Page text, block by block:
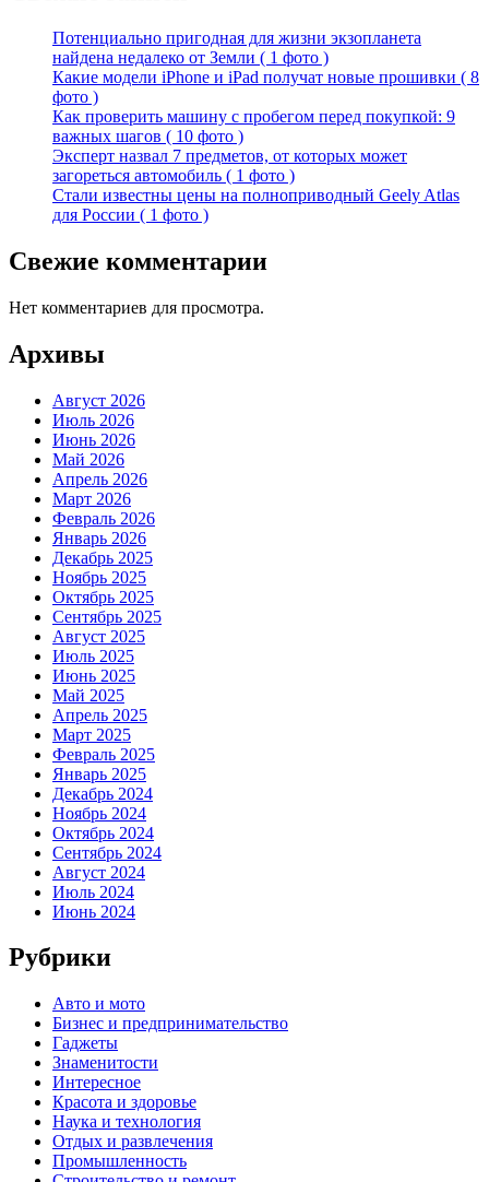
Потенциально пригодная для жизни экзопланета
найдена недалеко от Земли ( 1 фото )
Какие модели iPhone и iPad получат новые прошивки ( 8
фото )
Как проверить машину с пробегом перед покупкой: 9
важных шагов ( 10 фото )
Эксперт назвал 7 предметов, от которых может
загореться автомобиль ( 1 фото )
Стали известны цены на полноприводный Geely Atlas
для России ( 1 фото )
Свежие комментарии
Нет комментариев для просмотра.
Архивы
Август 2026
Июль 2026
Июнь 2026
Май 2026
Апрель 2026
Март 2026
Февраль 2026
Январь 2026
Декабрь 2025
Ноябрь 2025
Октябрь 2025
Сентябрь 2025
Август 2025
Июль 2025
Июнь 2025
Май 2025
Апрель 2025
Март 2025
Февраль 2025
Январь 2025
Декабрь 2024
Ноябрь 2024
Октябрь 2024
Сентябрь 2024
Август 2024
Июль 2024
Июнь 2024
Рубрики
Авто и мото
Бизнес и предпринимательство
Гаджеты
Знаменитости
Интересное
Красота и здоровье
Наука и технология
Отдых и развлечения
Промышленность